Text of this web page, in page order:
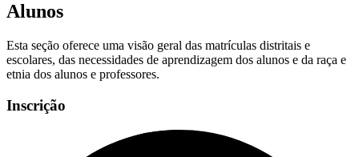
Alunos
Esta seção oferece uma visão geral das matrículas distritais e
escolares, das necessidades de aprendizagem dos alunos e da raça e
etnia dos alunos e professores.
Inscrição